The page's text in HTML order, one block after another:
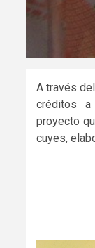
A través
créditos a
proyecto
cuyes,